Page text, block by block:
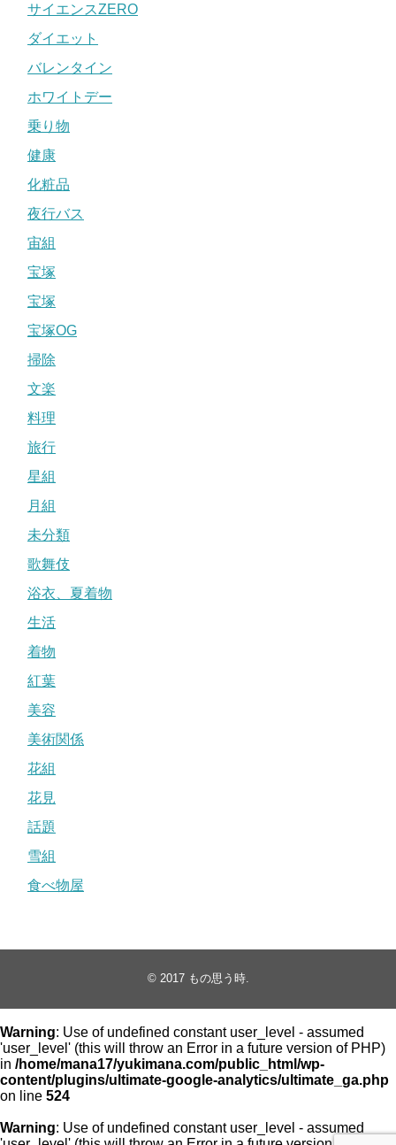
サイエンスZERO
ダイエット
バレンタイン
ホワイトデー
乗り物
健康
化粧品
夜行バス
宙組
宝塚
宝塚
宝塚OG
掃除
文楽
料理
旅行
星組
月組
未分類
歌舞伎
浴衣、夏着物
生活
着物
紅葉
美容
美術関係
花組
花見
話題
雪組
食べ物屋
© 2017 もの思う時.
Warning: Use of undefined constant user_level - assumed
'user_level' (this will throw an Error in a future version of PHP)
in /home/mana17/yukimana.com/public_html/wp-
content/plugins/ultimate-google-analytics/ultimate_ga.php
on line 524
Warning: Use of undefined constant user_level - assumed